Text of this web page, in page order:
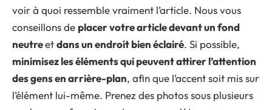
voir à quoi ressemble vraiment l’article. Nous vous
conseillons de placer votre article devant un fond
neutreetdans un endroit bien éclairé. Si possible,
minimisez les éléments qui peuvent attirer l’attention
des gens en arrière-plan, afin que l’accent soit mis sur
l’élément lui-même. Prenez des photos sous plusieurs